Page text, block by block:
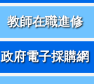
教師在職進修
政府電子採購網